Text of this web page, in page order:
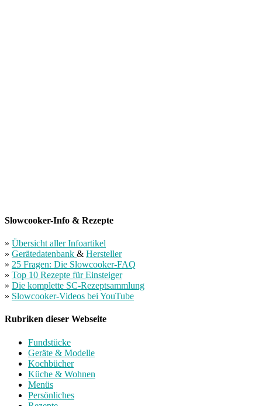
Slowcooker-Info & Rezepte
» Übersicht aller Infoartikel
» Gerätedatenbank & Hersteller
» 25 Fragen: Die Slowcooker-FAQ
» Top 10 Rezepte für Einsteiger
» Die komplette SC-Rezeptsammlung
» Slowcooker-Videos bei YouTube
Rubriken dieser Webseite
Fundstücke
Geräte & Modelle
Kochbücher
Küche & Wohnen
Menüs
Persönliches